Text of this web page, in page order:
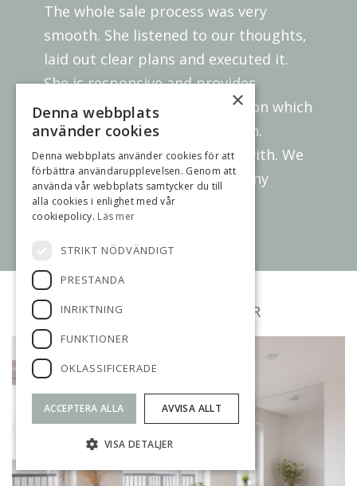
The whole sale process was very
smooth. She listened to our thoughts,
laid out clear plans and executed it.
She is responsive and provides
insights to the market condition which
helped us to make the decision.
Susanne is very easy to work with. We
can 100% recommend her to any
potential sellers. ”
Margreteborgsvägen 8
MINA FÖRSÄLJNINGAR
TILL SALU
×
Denna webbplats
använder cookies
Denna webbplats använder cookies för att
förbättra användarupplevelsen. Genom att
använda vår webbplats samtycker du till
alla cookies i enlighet med vår
cookiepolicy. Läs mer
STRIKT NÖDVÄNDIGT
PRESTANDA
INRIKTNING
FUNKTIONER
OKLASSIFICERADE
ACCEPTERA ALLA AVVISA ALLT
VISA DETALJER